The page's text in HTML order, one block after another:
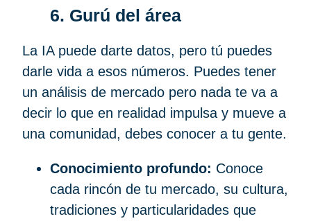
6. Gurú del área
La IA puede darte datos, pero tú puedes
darle vida a esos números. Puedes tener
un análisis de mercado pero nada te va a
decir lo que en realidad impulsa y mueve a
una comunidad, debes conocer a tu gente.
Conocimiento profundo: Conoce
cada rincón de tu mercado, su cultura,
tradiciones y particularidades que